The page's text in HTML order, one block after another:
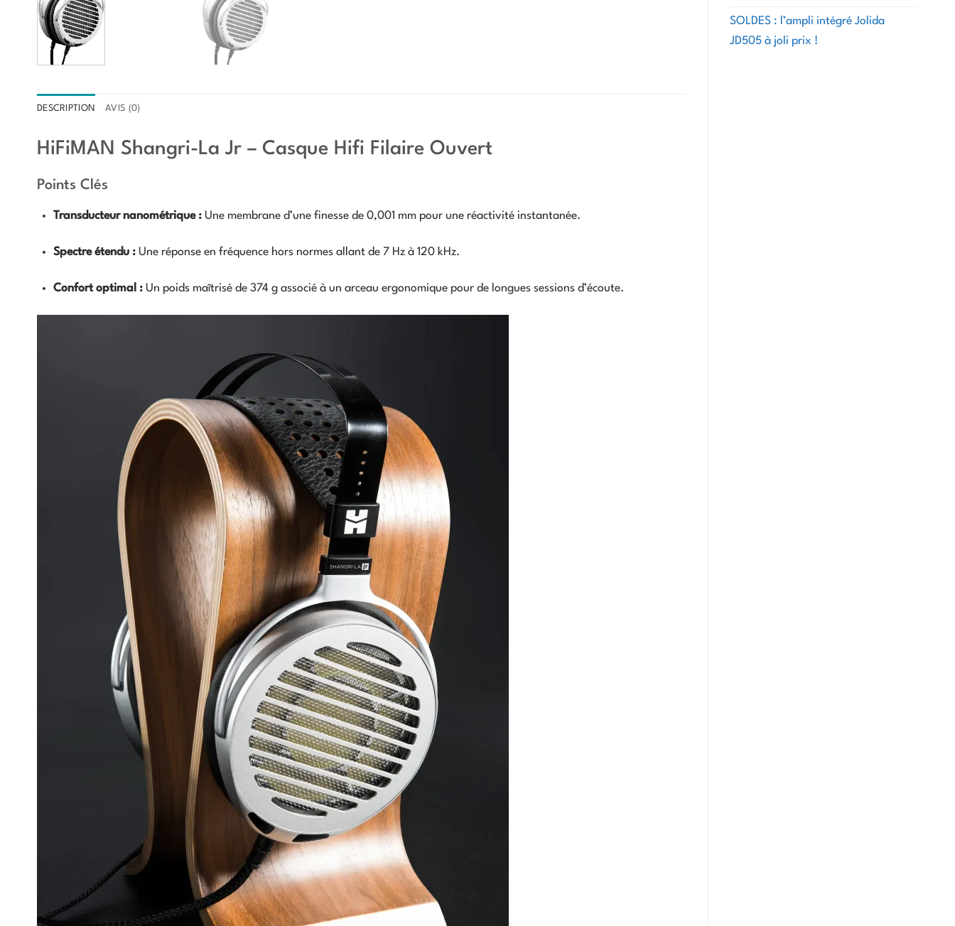
SOLDES : l’ampli intégré Jolida
JD505 à joli prix !
DESCRIPTION AVIS (0)
HiFiMAN Shangri-La Jr – Casque Hifi Filaire Ouvert
Points Clés
Transducteur nanométrique :Une membrane d’une finesse de 0,001 mm pour une réactivité instantanée.
Spectre étendu :Une réponse en fréquence hors normes allant de 7 Hz à 120 kHz.
Confort optimal :Un poids maîtrisé de 374 g associé à un arceau ergonomique pour de longues sessions d’écoute.